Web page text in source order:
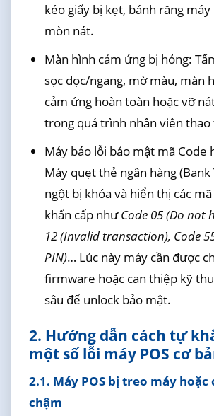
kéo giấy bị kẹt, bánh răng
mòn nát.
Màn hình cảm ứng bị hỏng:
sọc dọc/ngang, mờ màu, màn
cảm ứng hoàn toàn hoặc vỡ
trong quá trình nhân viên thao
Máy báo lỗi bảo mật mã Code
Máy quẹt thẻ ngân hàng
ngột bị khóa và hiển thị các
khẩn cấp nhưCode 05 (Do not
12 (Invalid transaction), Code
PIN)… Lúc này máy cần được
firmware hoặc can thiệp kỹ
sâu để unlock bảo mật.
2. Hướng dẫn cách tự
một số lỗi máy POS cơ
2.1. Máy POS bị treo máy hoặc
chậm